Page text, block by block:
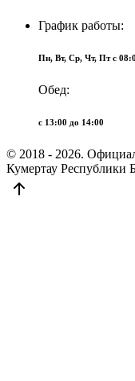
График работы:
Пн, Вт, Ср, Чт, Пт c
Обед:
c 13:00 до 14:00
© 2018 - 2026.
Кумертау Республики